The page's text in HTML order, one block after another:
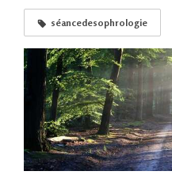
séancedesophrologie